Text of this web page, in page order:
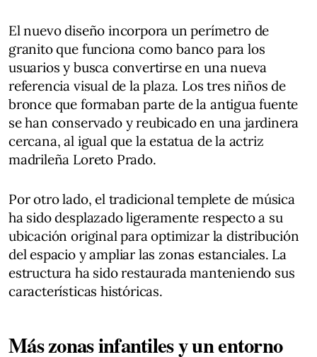
El nuevo diseño incorpora un perímetro de
granito que funciona como banco para los
usuarios y busca convertirse en una nueva
referencia visual de la plaza. Los tres niños de
bronce que formaban parte de la antigua fuente
se han conservado y reubicado en una jardinera
cercana, al igual que la estatua de la actriz
madrileña Loreto Prado.
Por otro lado, el tradicional templete de música
ha sido desplazado ligeramente respecto a su
ubicación original para optimizar la distribución
del espacio y ampliar las zonas estanciales. La
estructura ha sido restaurada manteniendo sus
características históricas.
Más zonas infantiles y un entorno